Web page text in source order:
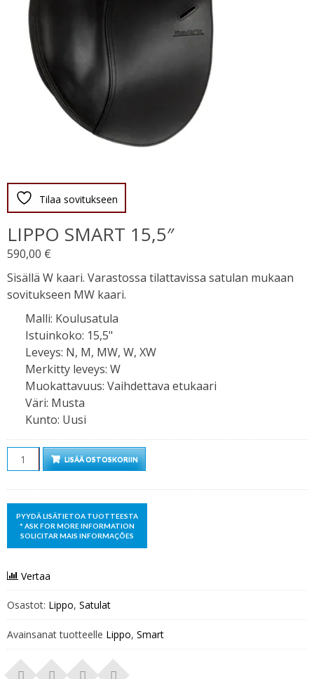
Tilaa sovitukseen
LIPPO SMART 15,5″
590,00 €
Sisällä W kaari. Varastossa tilattavissa satulan mukaan
sovitukseen MW kaari.
Malli: Koulusatula
Istuinkoko: 15,5"
Leveys: N, M, MW, W, XW
Merkitty leveys: W
Muokattavuus: Vaihdettava etukaari
Väri: Musta
Kunto: Uusi
Määrä LISÄÄ OSTOSKORIIN
Vertaa
Osastot: Lippo, Satulat
Avainsanat tuotteelle Lippo, Smart